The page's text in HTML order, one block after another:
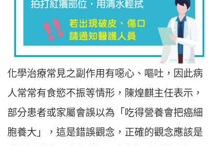
化學治療常見之副作用有噁心、嘔吐，因此病
人常常有食慾不振等情形，陳煌麒主任表示，
部分患者或家屬會誤以為「吃得營養會把癌細
胞養大」，這是錯誤觀念，正確的觀念應該是